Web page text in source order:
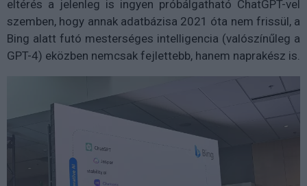
eltérés a jelenleg is ingyen próbálgatható ChatGPT-vel
szemben, hogy annak adatbázisa 2021 óta nem frissül, a
Bing alatt futó mesterséges intelligencia (valószínűleg a
GPT-4) eközben nemcsak fejlettebb, hanem naprakész is.